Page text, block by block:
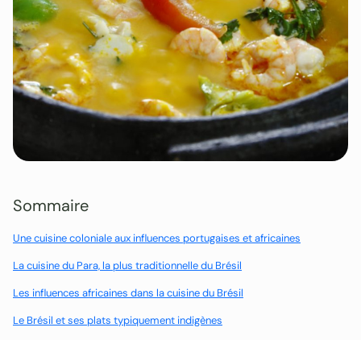
Sommaire
Une cuisine coloniale aux influences portugaises et africaines
La cuisine du Para, la plus traditionnelle du Brésil
Les influences africaines dans la cuisine du Brésil
Le Brésil et ses plats typiquement indigènes